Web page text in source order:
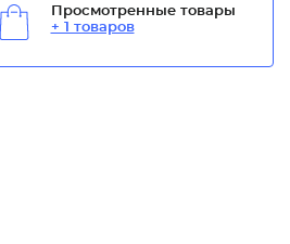
Просмотренные товары
+ 1 товаров